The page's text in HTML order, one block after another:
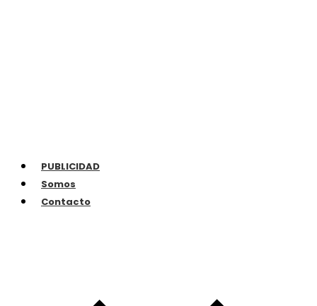
PUBLICIDAD
Somos
Contacto